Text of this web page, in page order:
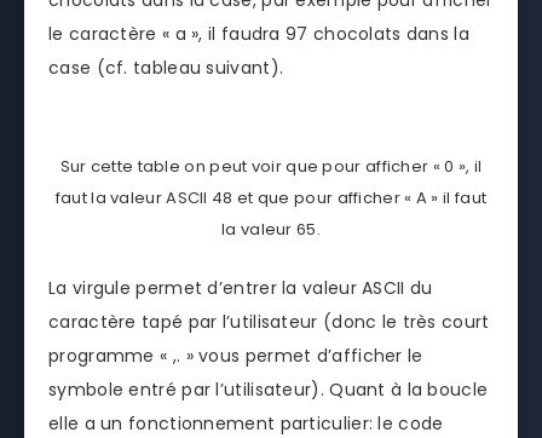
le caractère « a », il faudra 97 chocolats dans la
case (cf. tableau suivant).
Sur cette table on peut voir que pour afficher « 0 », il
faut la valeur ASCII 48 et que pour afficher « A » il faut
la valeur 65.
La virgule permet d’entrer la valeur ASCII du
caractère tapé par l’utilisateur (donc le très court
programme « ,. » vous permet d’afficher le
symbole entré par l’utilisateur). Quant à la boucle
elle a un fonctionnement particulier: le code